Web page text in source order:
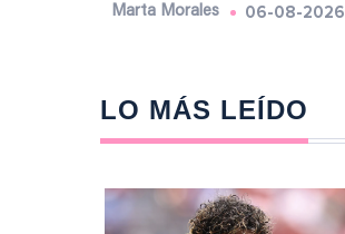
Marta Morales 06-08-2026
LO MÁS LEÍDO